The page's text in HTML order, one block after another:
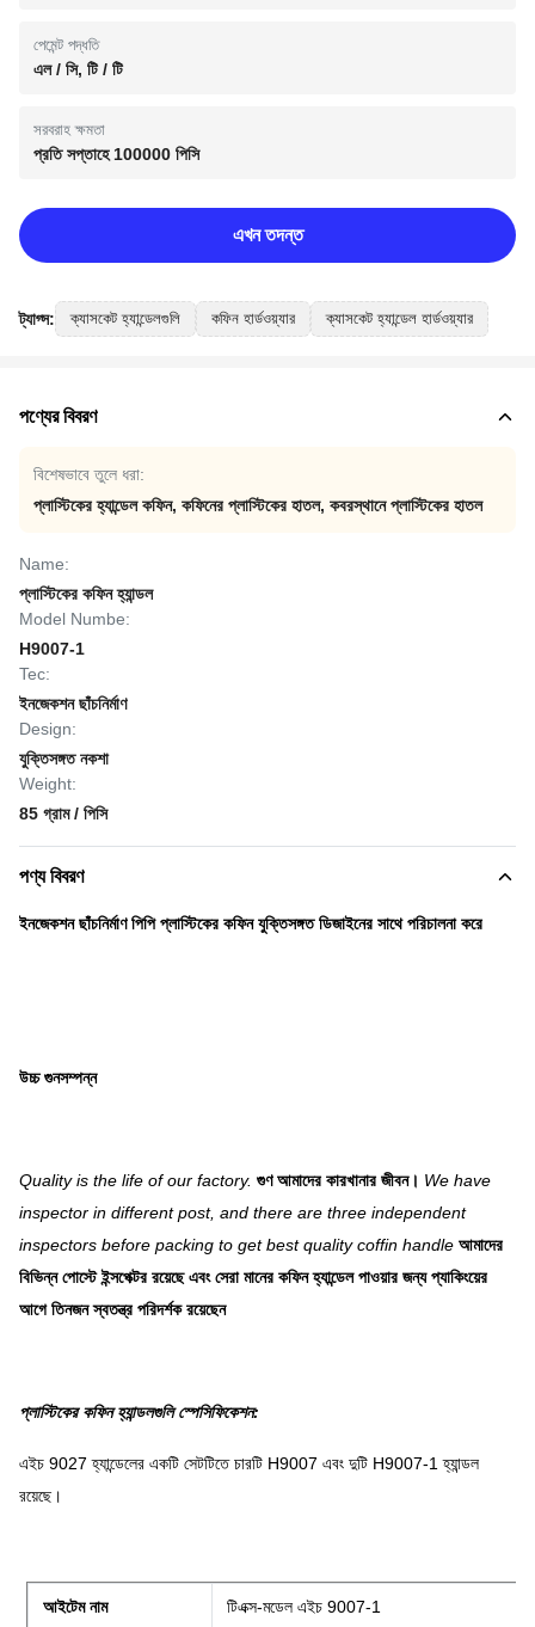
পেমেন্ট পদ্ধতি
এল / সি, টি / টি
সরবরাহ ক্ষমতা
প্রতি সপ্তাহে 100000 পিসি
এখন তদন্ত
ট্যাগ্স: ক্যাসকেট হ্যান্ডেলগুলি কফিন হার্ডওয়্যার ক্যাসকেট হ্যান্ডেল হার্ডওয়্যার
পণ্যের বিবরণ
বিশেষভাবে তুলে ধরা:
প্লাস্টিকের হ্যান্ডেল কফিন, কফিনের প্লাস্টিকের হাতল, কবরস্থানে প্লাস্টিকের হাতল
Name:
প্লাস্টিকের কফিন হ্যান্ডল
Model Numbe:
H9007-1
Tec:
ইনজেকশন ছাঁচনির্মাণ
Design:
যুক্তিসঙ্গত নকশা
Weight:
85 গ্রাম / পিসি
পণ্য বিবরণ
ইনজেকশন ছাঁচনির্মাণ পিপি প্লাস্টিকের কফিন যুক্তিসঙ্গত ডিজাইনের সাথে পরিচালনা করে
উচ্চ গুনসম্পন্ন
Quality is the life of our factory. গুণ আমাদের কারখানার জীবন। We have
inspector in different post, and there are three independent
inspectors before packing to get best quality coffin handle আমাদের
বিভিন্ন পোস্টে ইন্সপেক্টর রয়েছে এবং সেরা মানের কফিন হ্যান্ডেল পাওয়ার জন্য প্যাকিংয়ের
আগে তিনজন স্বতন্ত্র পরিদর্শক রয়েছেন
প্লাস্টিকের কফিন হ্যান্ডলগুলিস্পেসিফিকেশন:
এইচ 9027 হ্যান্ডেলের একটি সেটটিতে চারটি H9007 এবং দুটি H9007-1 হ্যান্ডল
রয়েছে।
আইটেম নাম টিএক্স-মডেল এইচ 9007-1